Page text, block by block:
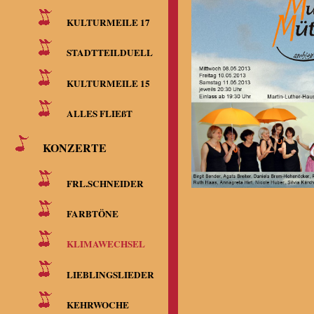
KULTURMEILE 17
STADTTEILDUELL
KULTURMEILE 15
ALLES FLIEßT
KONZERTE
FRL.SCHNEIDER
FARBTÖNE
KLIMAWECHSEL
LIEBLINGSLIEDER
KEHRWOCHE